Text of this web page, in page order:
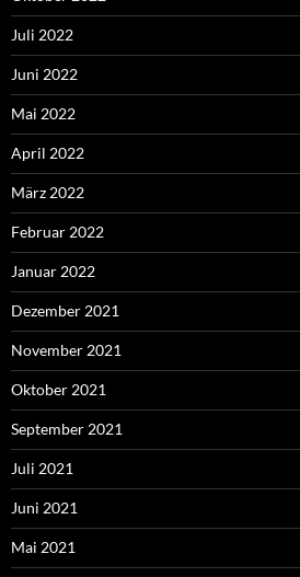
Juli 2022
Juni 2022
Mai 2022
April 2022
März 2022
Februar 2022
Januar 2022
Dezember 2021
November 2021
Oktober 2021
September 2021
Juli 2021
Juni 2021
Mai 2021